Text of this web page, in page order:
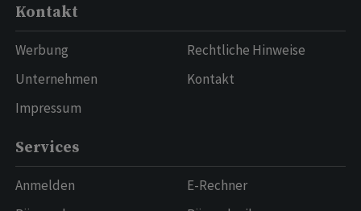
Kontakt
Werbung
Unternehmen
Impressum
Rechtliche Hinweise
Kontakt
Services
Anmelden
E-Rechner